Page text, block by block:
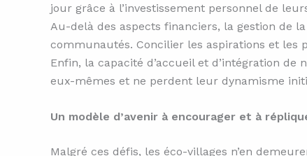
jour grâce à l’investissement personnel de
Au-delà des aspects financiers, la gestion de
communautés. Concilier les aspirations et les
Enfin, la capacité d’accueil et d’intégration
eux-mêmes et ne perdent leur dynamisme
Un modèle d’avenir à encourager et à
Malgré ces défis, les éco-villages n’en